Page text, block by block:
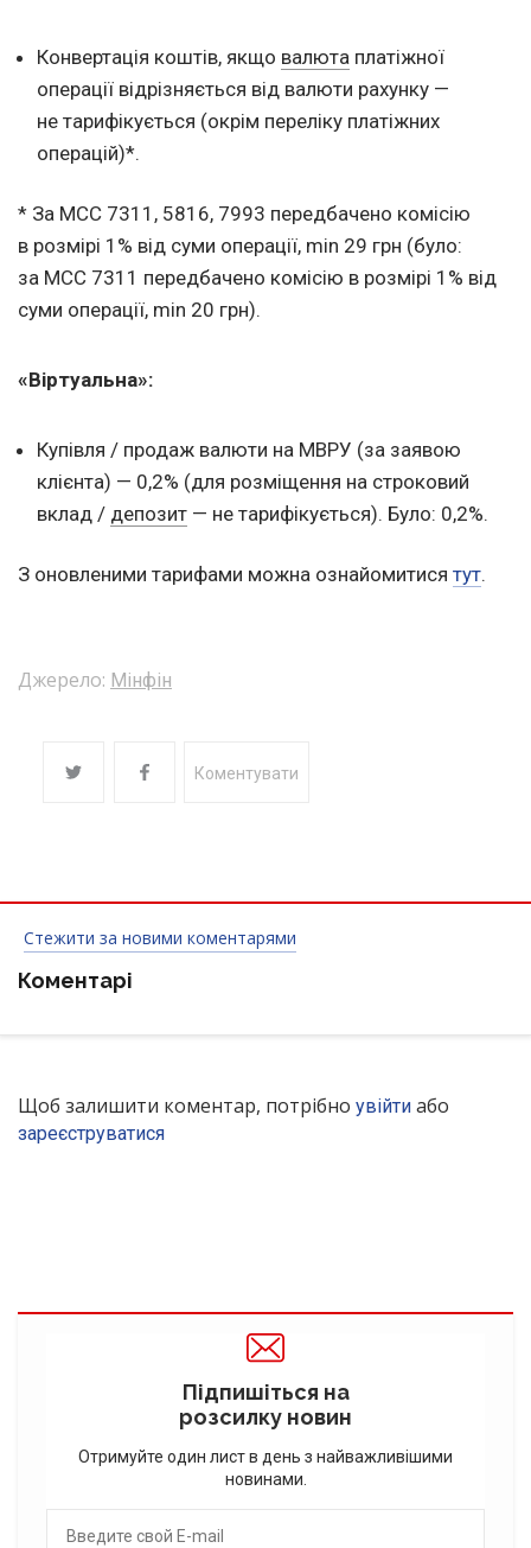
Конвертація коштів, якщо валюта платіжної
операції відрізняється від валюти рахунку —
не тарифікується (окрім переліку платіжних
операцій)*.
* За MCC 7311, 5816, 7993 передбачено комісію
в розмірі 1% від суми операції, min 29 грн (було:
за MCC 7311 передбачено комісію в розмірі 1% від
суми операції, min 20 грн).
«Віртуальна»:
Купівля / продаж валюти на МВРУ (за заявою
клієнта) — 0,2% (для розміщення на строковий
вклад / депозит — не тарифікується). Було: 0,2%.
З оновленими тарифами можна ознайомитися тут.
Джерело: Мінфін
Коментувати
Стежити за новими коментарями
Коментарі
Щоб залишити коментар, потрібно увійти або
зареєструватися
Підпишіться на
розсилку новин
Отримуйте один лист в день з найважливішими
новинами.